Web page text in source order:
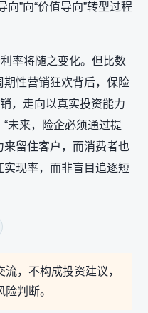
”向“价值导向”转型过程
率将随之变化。但比数
性营销狂欢背后，保险
，走向以真实投资能力
未来，险企必须通过提
留住客户，而消费者也
现率，而非盲目追逐短
，不构成投资建议，
判断。